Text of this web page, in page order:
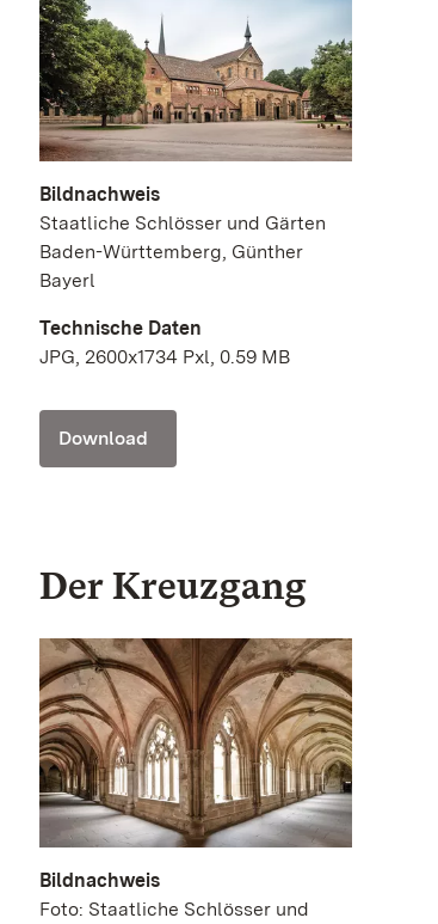
Bildnachweis
Staatliche Schlösser und Gärten
Baden-Württemberg, Günther
Bayerl
Technische Daten
JPG, 2600x1734 Pxl, 0.59 MB
Download
Der Kreuzgang
Bildnachweis
Foto: Staatliche Schlösser und